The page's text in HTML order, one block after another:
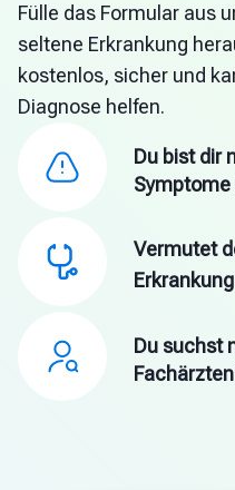
Fülle das Formular aus
seltene Erkrankung
kostenlos, sicher und
Diagnose helfen.
Du bist dir
Vermutet
Du suchst